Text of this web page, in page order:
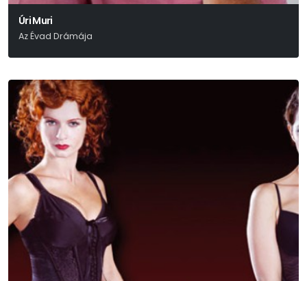
Úri Muri
Az Évad Drámája